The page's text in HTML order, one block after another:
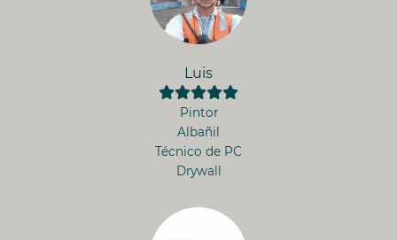
Luis
Pintor
Albañil
Técnico de PC
Drywall